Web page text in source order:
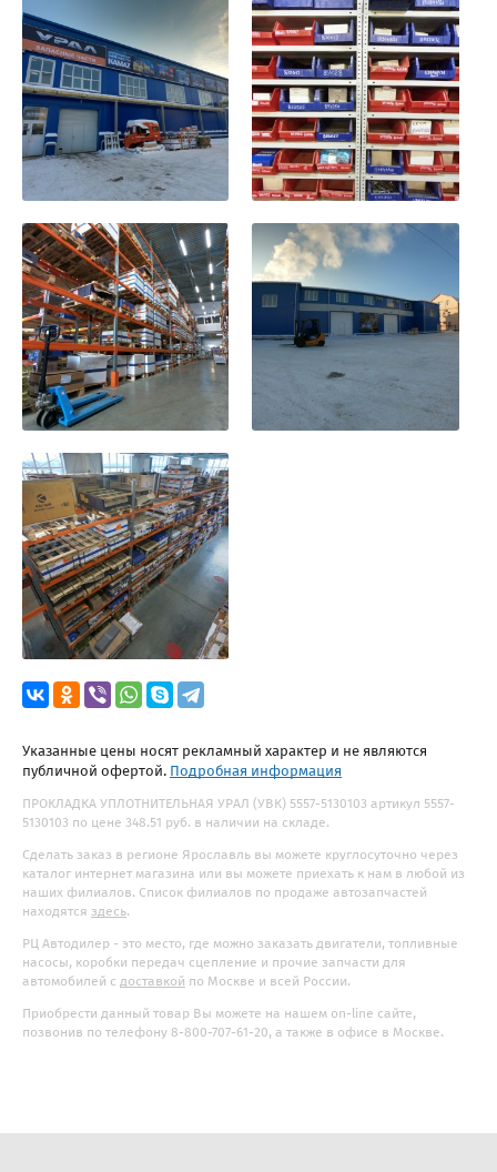
Указанные цены носят рекламный характер и не являются
публичной офертой. Подробная информация
ПРОКЛАДКА УПЛОТНИТЕЛЬНАЯ УРАЛ (УВК) 5557-5130103 артикул 5557-
5130103 по цене 348.51 руб. в наличии на складе.
Сделать заказ в регионе Ярославль вы можете круглосуточно через
каталог интернет магазина или вы можете приехать к нам в любой из
наших филиалов. Список филиалов по продаже автозапчастей
находятся здесь.
РЦ Автодилер - это место, где можно заказать двигатели, топливные
насосы, коробки передач сцепление и прочие запчасти для
автомобилей с доставкой по Москве и всей России.
Приобрести данный товар Вы можете на нашем on-line сайте,
позвонив по телефону 8-800-707-61-20, а также в офисе в Москве.